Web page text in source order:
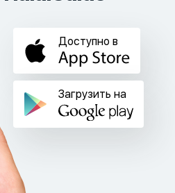
Доступно в
Загрузить на